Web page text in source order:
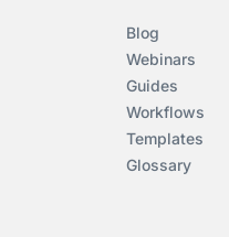
Blog
Webinars
Guides
Workflows
Templates
Glossary